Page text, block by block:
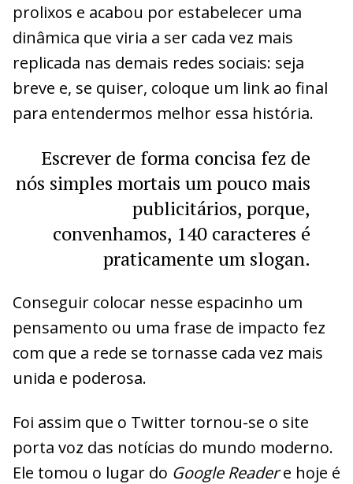
prolixos e acabou por estabelecer uma
dinâmica que viria a ser cada vez mais
replicada nas demais redes sociais: seja
breve e, se quiser, coloque um link ao final
para entendermos melhor essa história.
Escrever de forma concisa fez de
nós simples mortais um pouco mais
publicitários, porque,
convenhamos, 140 caracteres é
praticamente um slogan.
Conseguir colocar nesse espacinho um
pensamento ou uma frase de impacto fez
com que a rede se tornasse cada vez mais
unida e poderosa.
Foi assim que o Twitter tornou-se o site
porta voz das notícias do mundo moderno.
Ele tomou o lugar do Google Readere hoje é